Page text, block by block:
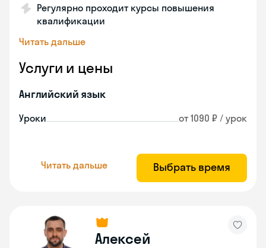
Регулярно проходит курсы повышения
квалификации
Читать дальше
Услуги и цены
Английский язык
Уроки от 1090 ₽ / урок
Читать дальше Выбрать время
Алексей